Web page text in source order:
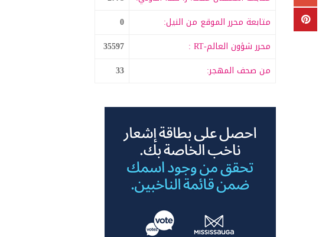
متابعة محرر الموقع من النيل:
0
محرر شؤون العالم-RT :
35597
من صحف المهجر:
33